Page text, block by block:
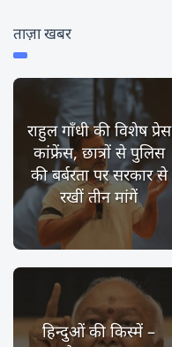
ताज़ा खबर
राहुल गाँधी की विशेष प्रेस
कांफ्रेंस, छात्रों से पुलिस
की बर्बरता पर सरकार से
रखीं तीन मांगें
हिन्दुओं की किस्में –